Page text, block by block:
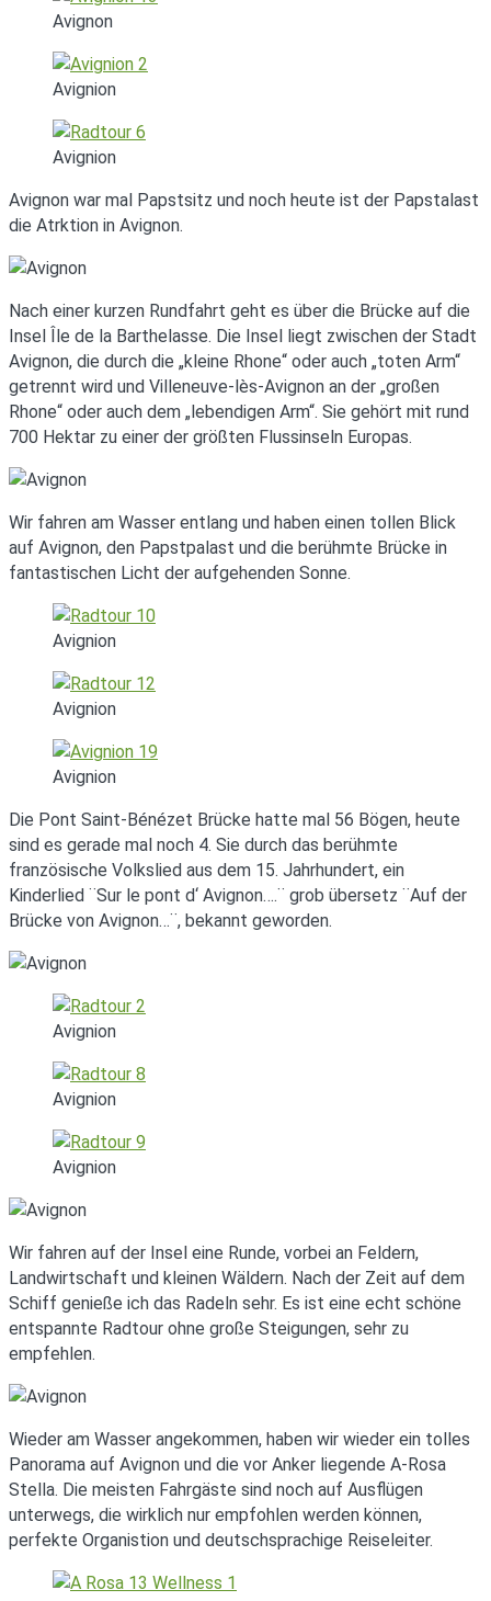
Avignon
Avignion
Avignion
Avignon war mal Papstsitz und noch heute ist der Papstalast
die Atrktion in Avignon.
Nach einer kurzen Rundfahrt geht es über die Brücke auf die
Insel Île de la Barthelasse. Die Insel liegt zwischen der Stadt
Avignon, die durch die „kleine Rhone“ oder auch „toten Arm“
getrennt wird und Villeneuve-lès-Avignon an der „großen
Rhone“ oder auch dem „lebendigen Arm“. Sie gehört mit rund
700 Hektar zu einer der größten Flussinseln Europas.
Wir fahren am Wasser entlang und haben einen tollen Blick
auf Avignon, den Papstpalast und die berühmte Brücke in
fantastischen Licht der aufgehenden Sonne.
Avignion
Avignion
Avignion
Die Pont Saint-Bénézet Brücke hatte mal 56 Bögen, heute
sind es gerade mal noch 4. Sie durch das berühmte
französische Volkslied aus dem 15. Jahrhundert, ein
Kinderlied ¨Sur le pont d‘ Avignon….¨ grob übersetz ¨Auf der
Brücke von Avignon…¨, bekannt geworden.
Avignion
Avignion
Avignion
Wir fahren auf der Insel eine Runde, vorbei an Feldern,
Landwirtschaft und kleinen Wäldern. Nach der Zeit auf dem
Schiff genieße ich das Radeln sehr. Es ist eine echt schöne
entspannte Radtour ohne große Steigungen, sehr zu
empfehlen.
Wieder am Wasser angekommen, haben wir wieder ein tolles
Panorama auf Avignon und die vor Anker liegende A-Rosa
Stella. Die meisten Fahrgäste sind noch auf Ausflügen
unterwegs, die wirklich nur empfohlen werden können,
perfekte Organistion und deutschsprachige Reiseleiter.